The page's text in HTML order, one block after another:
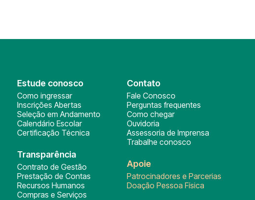
Estude conosco
Como ingressar
Inscrições Abertas
Seleção em Andamento
Calendário Escolar
Certificação Técnica
Transparência
Contrato de Gestão
Prestação de Contas
Recursos Humanos
Compras e Serviços
Contato
Fale Conosco
Perguntas frequentes
Como chegar
Ouvidoria
Assessoria de Imprensa
Trabalhe conosco
Apoie
Patrocinadores e Parcerias
Doação Pessoa Física